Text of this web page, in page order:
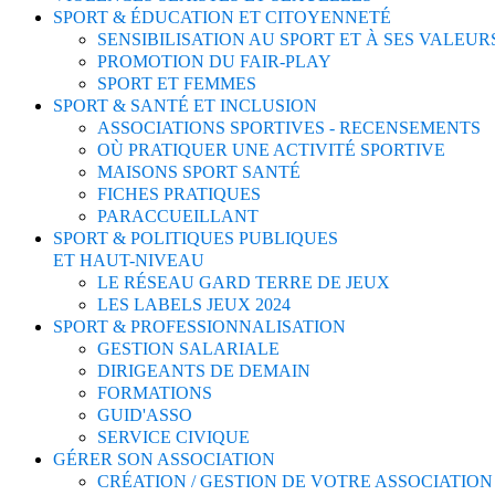
SPORT & ÉDUCATION ET CITOYENNETÉ
SENSIBILISATION AU SPORT ET À SES
PROMOTION DU FAIR-PLAY
SPORT ET FEMMES
SPORT & SANTÉ ET INCLUSION
ASSOCIATIONS SPORTIVES - RECENSEMENTS
OÙ PRATIQUER UNE ACTIVITÉ SPORTIVE
MAISONS SPORT SANTÉ
FICHES PRATIQUES
PARACCUEILLANT
SPORT & POLITIQUES PUBLIQUES
ET HAUT-NIVEAU
LE RÉSEAU GARD TERRE DE JEUX
LES LABELS JEUX 2024
SPORT & PROFESSIONNALISATION
GESTION SALARIALE
DIRIGEANTS DE DEMAIN
FORMATIONS
GUID'ASSO
SERVICE CIVIQUE
GÉRER SON ASSOCIATION
CRÉATION / GESTION DE VOTRE ASSOCIATION